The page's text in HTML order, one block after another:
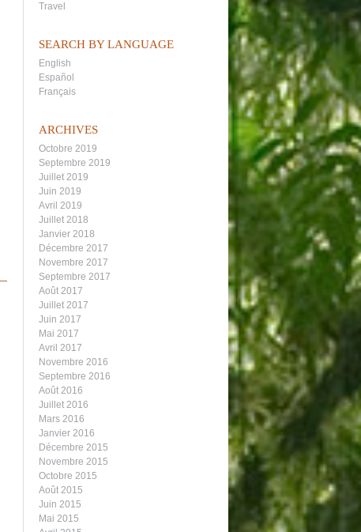
Travel
SEARCH BY LANGUAGE
English
Español
Français
ARCHIVES
Octobre 2019
Septembre 2019
Juillet 2019
Juin 2019
Avril 2019
Juillet 2018
Janvier 2018
Décembre 2017
Novembre 2017
Septembre 2017
Août 2017
Juillet 2017
Juin 2017
Mai 2017
Avril 2017
Novembre 2016
Septembre 2016
Août 2016
Juillet 2016
Mars 2016
Janvier 2016
Décembre 2015
Novembre 2015
Octobre 2015
Août 2015
Juin 2015
Mai 2015